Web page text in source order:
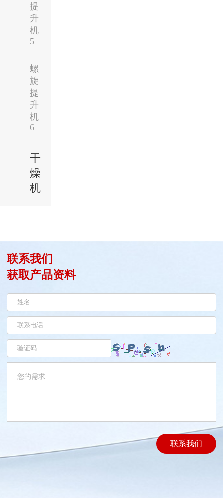
提
升
机
5
螺
旋
提
升
机
6
干
燥
机
联系我们
获取产品资料
联系我们